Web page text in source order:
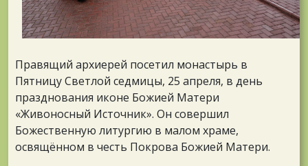
Правящий архиерей посетил монастырь в
Пятницу Светлой седмицы, 25 апреля, в день
празднования иконе Божией Матери
«Живоносный Источник». Он совершил
Божественную литургию в малом храме,
освящённом в честь Покрова Божией Матери.